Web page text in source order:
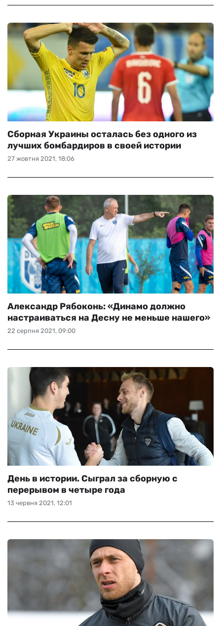
27 жовтня 2021, 18:06
Сборная Украины осталась без одного из
лучших бомбардиров в своей истории
22 серпня 2021, 09:00
Александр Рябоконь: «Динамо должно
настраиваться на Десну не меньше нашего»
13 червня 2021, 12:01
День в истории. Сыграл за сборную с
перерывом в четыре года